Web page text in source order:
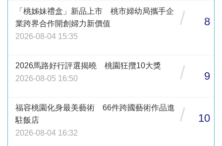
「桃姊妹禮盒」新品上市 桃市婦幼局攜手企
業跨界合作開創婦力新價值
2026-08-04 15:35
/ 8
2026馬路好行評選揭曉 桃園狂攬10大獎
2026-08-05 16:50
/ 9
福容桃園化身最美藝術 66件跨國藝術作品進
駐飯店
2026-08-04 16:32
/ 10